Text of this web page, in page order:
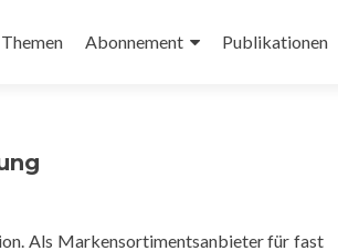
Themen Abonnement Publikationen
Als Markensortimentsanbieter für fast